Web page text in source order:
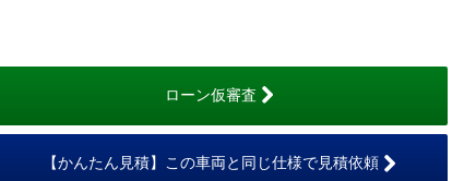
ローン仮審査
【かんたん見積】この車両と同じ仕様で見積依頼